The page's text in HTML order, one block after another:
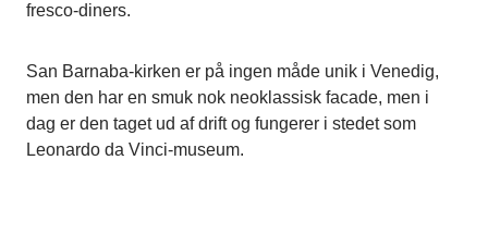
fresco-diners.
San Barnaba-kirken er på ingen måde unik i Venedig,
men den har en smuk nok neoklassisk facade, men i
dag er den taget ud af drift og fungerer i stedet som
Leonardo da Vinci-museum.